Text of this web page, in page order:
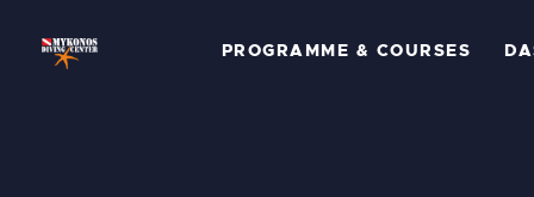
PROGRAMME & COURSES